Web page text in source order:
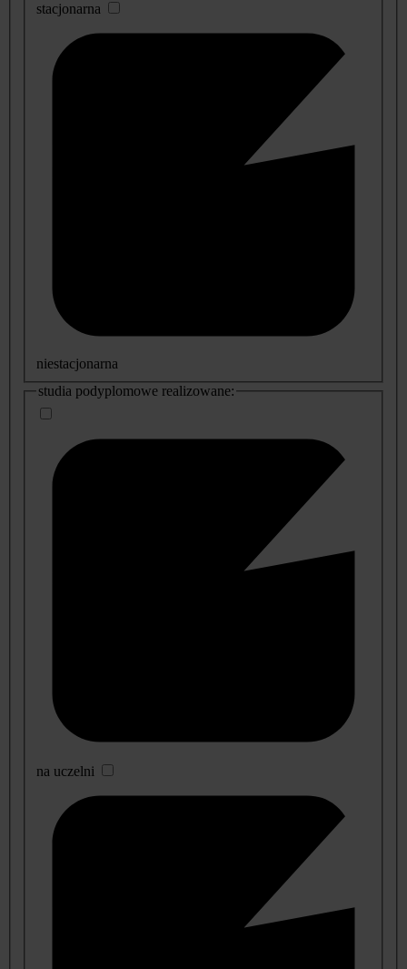
stacjonarna
niestacjonarna
studia podyplomowe realizowane:
na uczelni